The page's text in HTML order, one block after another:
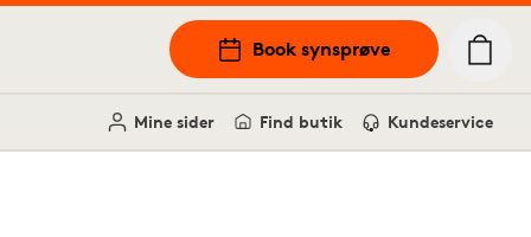
Book synsprøve
Mine sider Find butik Kundeservice